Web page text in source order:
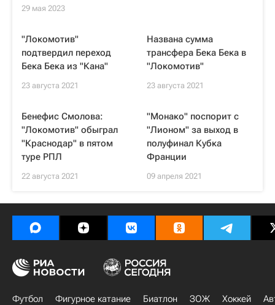
29 мая 2023
"Локомотив"
подтвердил переход
Бека Бека из "Кана"
23 августа 2021
Названа сумма
трансфера Бека Бека в
"Локомотив"
23 августа 2021
Бенефис Смолова:
"Локомотив" обыграл
"Краснодар" в пятом
туре РПЛ
22 августа 2021
"Монако" поспорит с
"Лионом" за выход в
полуфинал Кубка
Франции
09 апреля 2021
Футбол Фигурное катание Биатлон ЗОЖ Хоккей